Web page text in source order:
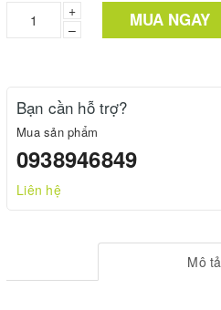
+
–
MUA NGAY
Bạn cần hỗ trợ?
Mua sản phẩm
0938946849
Liên hệ
Mô tả